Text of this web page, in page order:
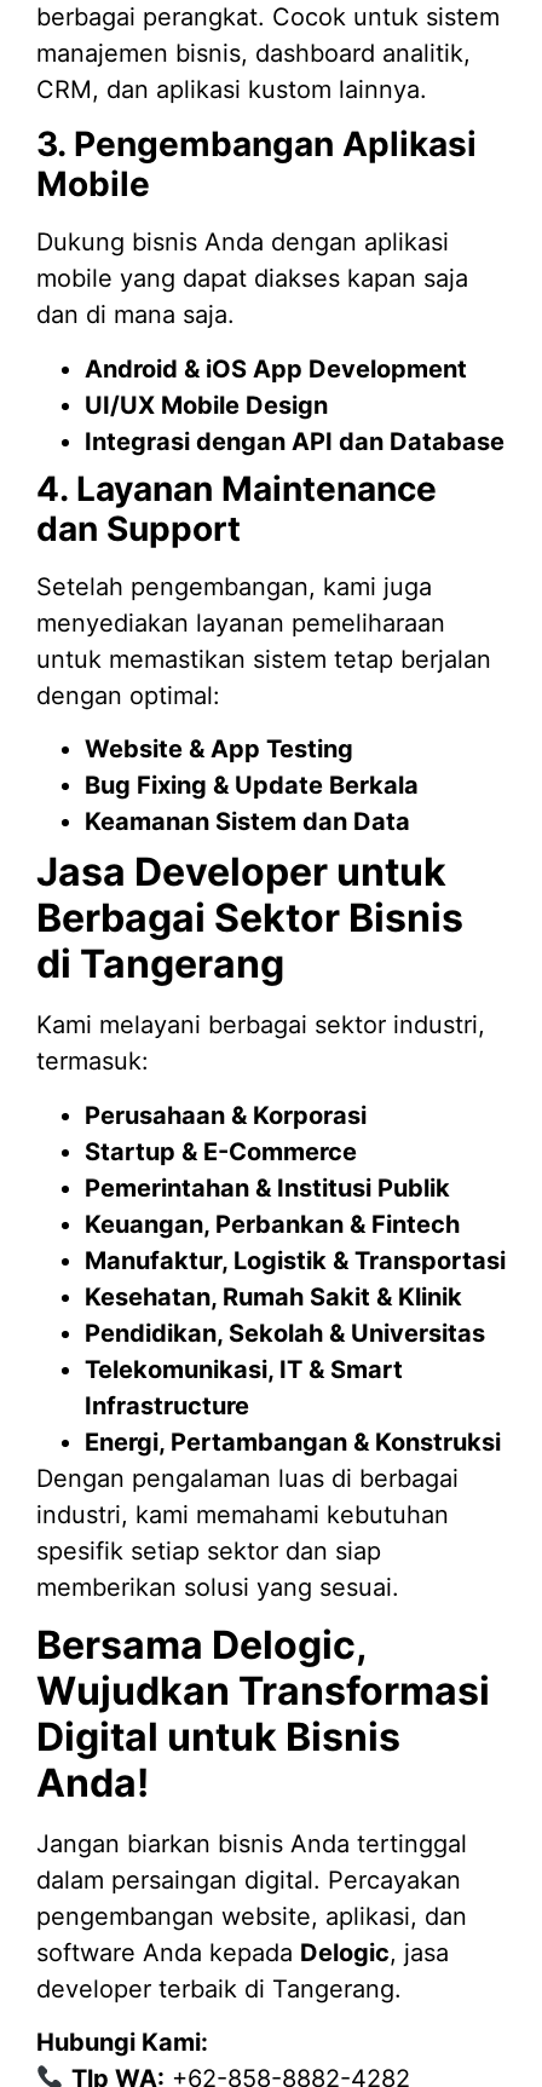
berbagai perangkat. Cocok untuk sistem
manajemen bisnis, dashboard analitik,
CRM, dan aplikasi kustom lainnya.
3. Pengembangan Aplikasi
Mobile
Dukung bisnis Anda dengan aplikasi
mobile yang dapat diakses kapan saja
dan di mana saja.
Android & iOS App Development
UI/UX Mobile Design
Integrasi dengan API dan Database
4. Layanan Maintenance
dan Support
Setelah pengembangan, kami juga
menyediakan layanan pemeliharaan
untuk memastikan sistem tetap berjalan
dengan optimal:
Website & App Testing
Bug Fixing & Update Berkala
Keamanan Sistem dan Data
Jasa Developer untuk
Berbagai Sektor Bisnis
di Tangerang
Kami melayani berbagai sektor industri,
termasuk:
Perusahaan & Korporasi
Startup & E-Commerce
Pemerintahan & Institusi Publik
Keuangan, Perbankan & Fintech
Manufaktur, Logistik & Transportasi
Kesehatan, Rumah Sakit & Klinik
Pendidikan, Sekolah & Universitas
Telekomunikasi, IT & Smart
Infrastructure
Energi, Pertambangan & Konstruksi
Dengan pengalaman luas di berbagai
industri, kami memahami kebutuhan
spesifik setiap sektor dan siap
memberikan solusi yang sesuai.
Bersama Delogic,
Wujudkan Transformasi
Digital untuk Bisnis
Anda!
Jangan biarkan bisnis Anda tertinggal
dalam persaingan digital. Percayakan
pengembangan website, aplikasi, dan
software Anda kepada Delogic, jasa
developer terbaik di Tangerang.
Hubungi Kami:
Tlp WA: +62-858-8882-4282